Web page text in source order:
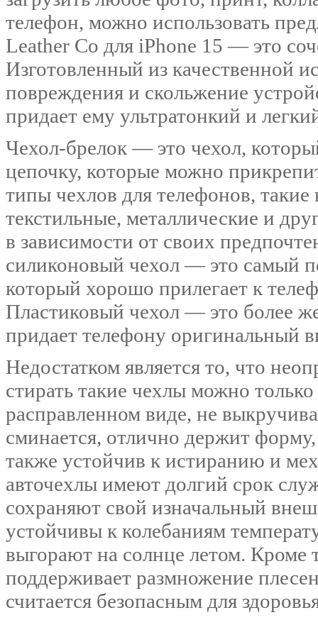
телефон, можно использовать
Leather Co для iPhone 15 — это
Изготовленный из качественной
повреждения и скольжение
придает ему ультратонкий и
Чехол-брелок — это чехол,
цепочку, которые можно
типы чехлов для телефонов,
текстильные, металлические и
в зависимости от своих
силиконовый чехол — это самый
который хорошо прилегает к
Пластиковый чехол — это более
придает телефону оригинальный
Недостатком является то, что
стирать такие чехлы можно
расправленном виде, не
сминается, отлично держит
также устойчив к истиранию и
авточехлы имеют долгий срок
сохраняют свой изначальный
устойчивы к колебаниям
выгорают на солнце летом. Кроме
поддерживает размножение
считается безопасным для